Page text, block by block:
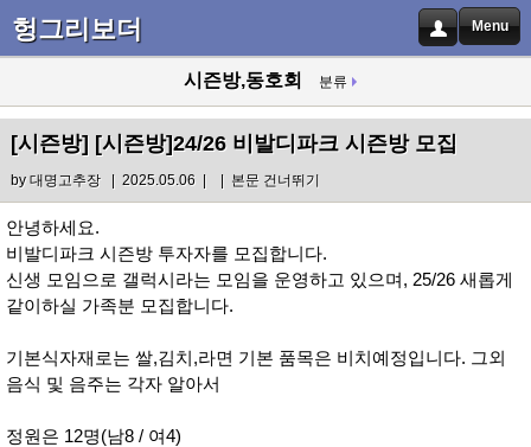
헝그리보더 Menu
시즌방,동호회 분류
[시즌방] [시즌방]24/26 비발디파크 시즌방 모집
by대명고추장| 2025.05.06 | | 본문 건너뛰기
안녕하세요.
비발디파크 시즌방 투자자를 모집합니다.
신생 모임으로 갤럭시라는 모임을 운영하고 있으며, 25/26 새롭게
같이하실 가족분 모집합니다.
기본식자재로는 쌀,김치,라면 기본 품목은 비치예정입니다. 그외
음식 및 음주는 각자 알아서
정원은 12명(남8 / 여4)